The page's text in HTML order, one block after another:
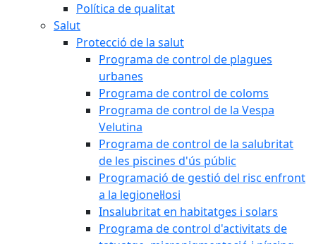
Política de qualitat
Salut
Protecció de la salut
Programa de control de plagues
urbanes
Programa de control de coloms
Programa de control de la Vespa
Velutina
Programa de control de la salubritat
de les piscines d'ús públic
Programació de gestió del risc enfront
a la legionel·losi
Insalubritat en habitatges i solars
Programa de control d'activitats de